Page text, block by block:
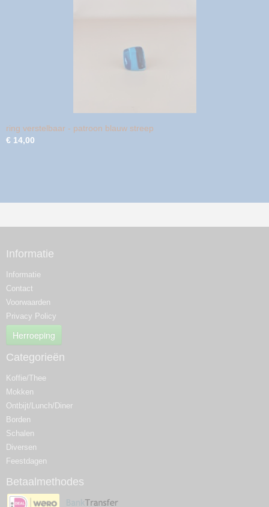
ring verstelbaar - patroon blauw streep
€ 14,00
Informatie
Informatie
Contact
Voorwaarden
Privacy Policy
Herroeping
Categorieën
Koffie/Thee
Mokken
Ontbijt/Lunch/Diner
Borden
Schalen
Diversen
Feestdagen
Betaalmethodes